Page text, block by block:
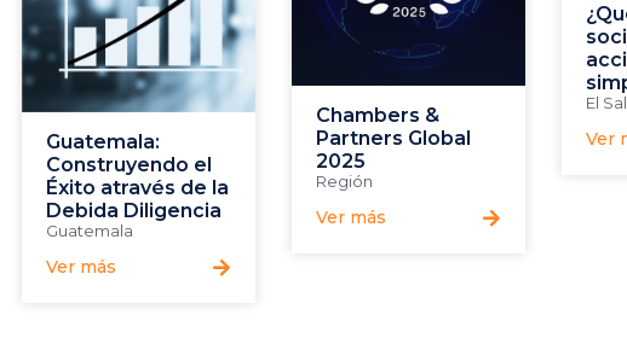
Guatemala:
Construyendo el
Éxito através de la
Debida Diligencia
Guatemala
Ver más
Chambers &
Partners Global
2025
Región
Ver más
El
Ver